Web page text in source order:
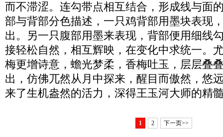
而不滞涩。连勾带点相互结合，形成线与面
部与背部分色描述，一只鸡背部用墨块表现
出。另一只腹部用墨来表现，背部便用细线
接轻松自然，相互辉映，在变化中求统一。
梅更增诗意，蟾光梦柔，香梅吐玉，层层叠
出，仿佛兀然从月中探来，醒目而傲然，悠
来了生机盎然的活力，深得王玉河大师的精
1 2 下一页>>